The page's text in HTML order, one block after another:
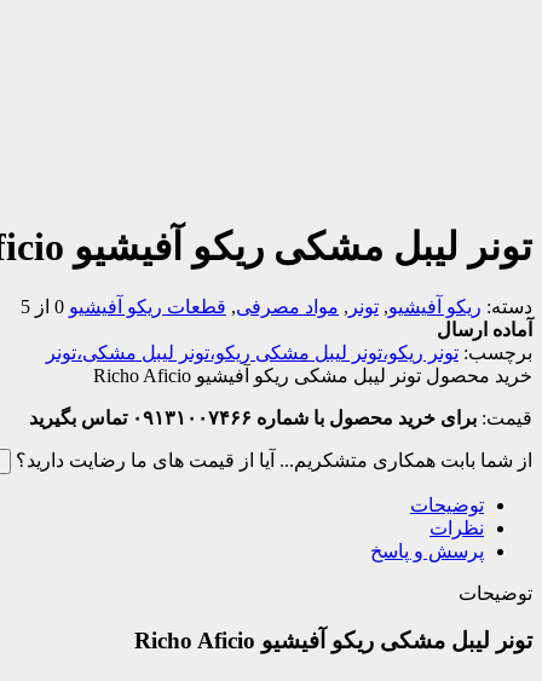
تونر لیبل مشکی ریکو آفیشیو Richo Aficio
دسته: ریکو آفیشیو, تونر , مواد مصرفی, قطعات ریکو آفیشیو 0 از 5
آماده ارسال
برچسب: تونر ریکو،تونر لیبل مشکی ریکو،تونر لیبل مشکی،تونر
خرید محصول تونر لیبل مشکی ریکو آفیشیو Richo Aficio
قیمت: برای خرید محصول با شماره ۰۹۱۳۱۰۰۷۴۶۶ تماس بگیرید
از شما بابت همکاری متشکریم... آیا از قیمت های ما رضایت دارید؟
توضیحات
نظرات
پرسش و پاسخ
توضیحات
تونر لیبل مشکی ریکو آفیشیو Richo Aficio